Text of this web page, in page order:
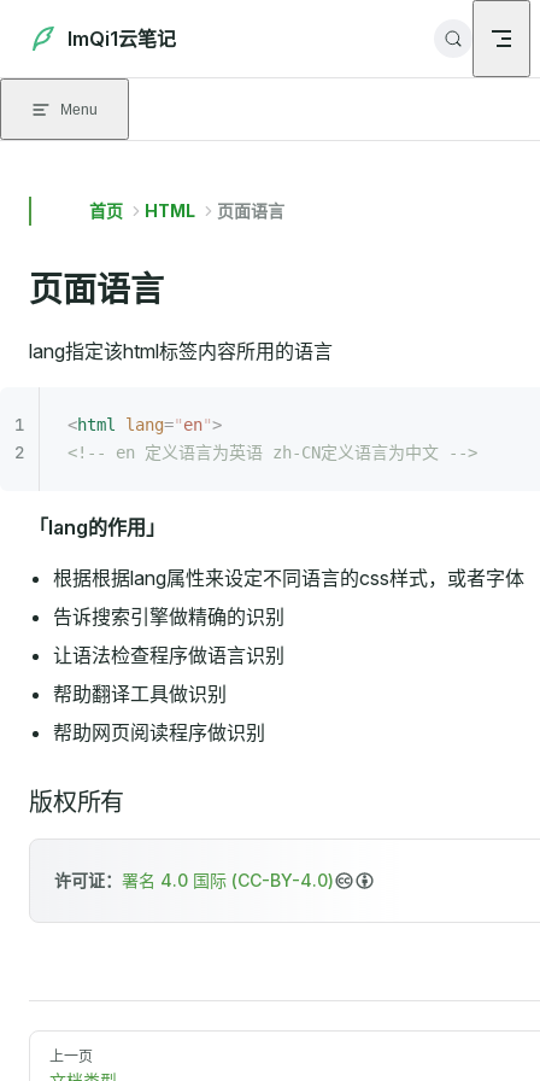
Skip to content
ImQi1云笔记
Menu
首页 HTML 页面语言
页面语言
lang指定该html标签内容所用的语言
<html lang="en">
<!-- en 定义语言为英语 zh-CN定义语言为中文 -->
「lang的作用」
根据根据lang属性来设定不同语言的css样式，或者字体
告诉搜索引擎做精确的识别
让语法检查程序做语言识别
帮助翻译工具做识别
帮助网页阅读程序做识别
版权所有
许可证： 署名 4.0 国际 (CC-BY-4.0)
上一页